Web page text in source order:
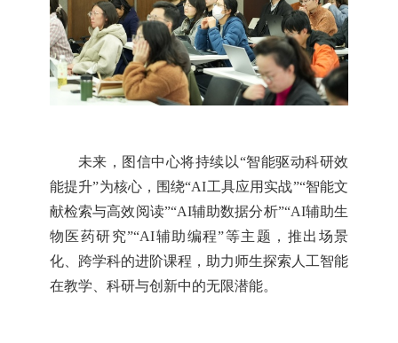
未来，图信中心将持续以“智能驱动科研效
能提升”为核心，围绕“AI工具应用实战”“智能文
献检索与高效阅读”“AI辅助数据分析”“AI辅助生
物医药研究”“AI辅助编程”等主题，推出场景
化、跨学科的进阶课程，助力师生探索人工智能
在教学、科研与创新中的无限潜能。